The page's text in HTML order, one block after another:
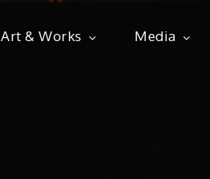
Art & Works Media